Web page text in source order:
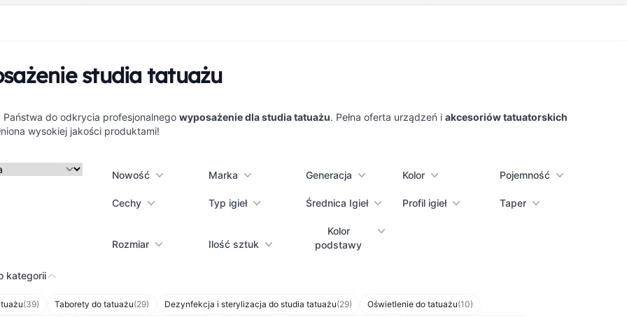
studia tatuażu
Państwa do odkrycia profesjonalnego wyposażenie dla studia tatuażu. Pełna oferta urządzeń i akcesoriów tatuatorskich
wysokiej jakości produktami!
Nowość Marka Generacja Kolor Pojemność
Cechy Typ igieł Średnica Igieł Profil igieł Taper
Rozmiar Ilość sztuk
Kolor
podstawy
kategorii
(39) Taborety do tatuażu(29) Dezynfekcja i sterylizacja do studia tatuażu(29) Oświetlenie do tatuażu(10)